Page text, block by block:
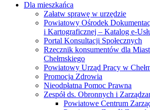
Dla mieszkańca
Załatw sprawę w urzędzie
Powiatowy Ośrodek
i Kartograficznej – Katalog e-
Portal Konsultacji Społecznych
Rzecznik konsumentów dla
Chełmskiego
Powiatowy Urząd Pracy w
Promocja Zdrowia
Nieodpłatna Pomoc Prawna
Zespół ds. Obronnych i
Powiatowe Centrum